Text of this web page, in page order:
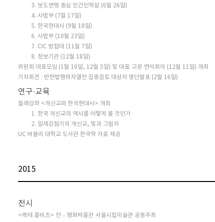
3. 보도연맹 중심 민간인학살 (6월 26일)
4. 사법부 (7월 17일)
5. 한국현대사 (9월 18일)
6. 사법부 (10월 23일)
7. CIC 방첩대 (11월 7일)
8. 정보기관 (12월 18일)
위원회 대표모임 (1월 10일, 12월 5일) 및 대표·고문 연석회의 (12월 11일) 개최
기자회견 : 반헌법행위자열전 집중검토 대상자 명단발표 (2월 16일)
연구·교육
월례강좌 <개신교와 한국현대사> 개최
1. 한국 개신교의 역사를 어떻게 볼 것인가
2. 일제강점기의 개신교, 빛과 그림자
UC 버클리 대학교 도서관 한국학 자료 제공
2015
전시
<케테 콜비츠> 전 – 평화박물관·서울시립미술관 공동주최